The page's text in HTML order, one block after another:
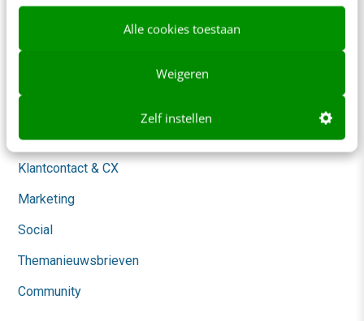
Alle cookies toestaan
Weigeren
Zelf instellen
Werken bij
Content & Communicatie
Klantcontact & CX
Marketing
Social
Themanieuwsbrieven
Community